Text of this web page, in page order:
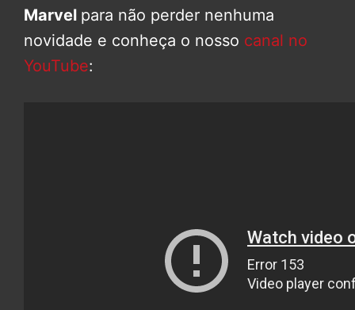
Marvel para não perder nenhuma
novidade e conheça o nosso canal no
YouTube: